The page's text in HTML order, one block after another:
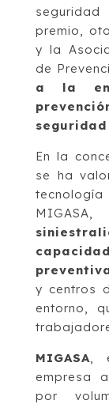
premio,
y la
de
a la
En la
se ha
MIGASA,
y centros
entorno,
MIGASA ,
empresa
por